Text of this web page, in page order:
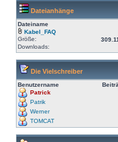
Dateianhänge
Dateiname
Kabel_FAQ
Größe:
Downloads:
Die Vielschreiber
Benutzername
Patrick
Patrik
Werner
TOMCAT